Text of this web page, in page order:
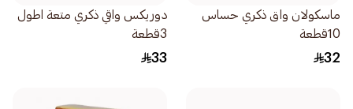
ماسكولان واق ذكري حساس
10قطعة
32
دوريكس واقي ذكري متعة اطول
3قطعة
33